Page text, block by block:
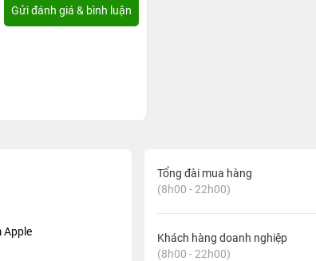
Apple
Tổng đài mua hàng
(8h00 - 22h00)
Khách hàng doanh nghiệp
(8h00 - 22h00)